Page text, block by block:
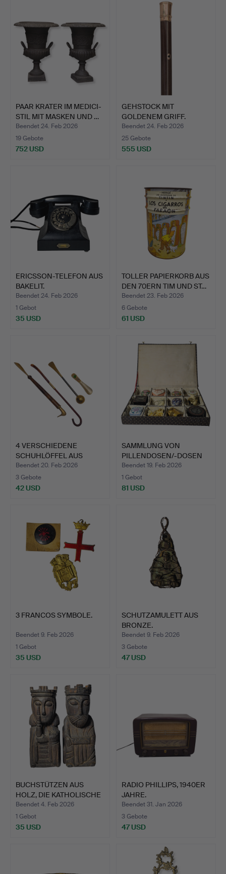
PAAR KRATER IM MEDICI-
STIL MIT MASKEN UND …
Beendet 24. Feb 2026
19 Gebote
752 USD
GEHSTOCK MIT
GOLDENEM GRIFF.
Beendet 24. Feb 2026
25 Gebote
555 USD
ERICSSON-TELEFON AUS
BAKELIT.
Beendet 24. Feb 2026
1 Gebot
35 USD
TOLLER PAPIERKORB AUS
DEN 70ERN TIM UND ST…
Beendet 23. Feb 2026
6 Gebote
61 USD
4 VERSCHIEDENE
SCHUHLÖFFEL AUS
BRONZE UND …
Beendet 20. Feb 2026
3 Gebote
42 USD
SAMMLUNG VON
PILLENDOSEN/-DOSEN
AUS EMAILL…
Beendet 19. Feb 2026
1 Gebot
81 USD
3 FRANCOS SYMBOLE.
Beendet 9. Feb 2026
1 Gebot
35 USD
SCHUTZAMULETT AUS
BRONZE.
Beendet 9. Feb 2026
3 Gebote
47 USD
BUCHSTÜTZEN AUS
HOLZ, DIE KATHOLISCHE
KÖNI…
Beendet 4. Feb 2026
1 Gebot
35 USD
RADIO PHILLIPS, 1940ER
JAHRE.
Beendet 31. Jan 2026
3 Gebote
47 USD